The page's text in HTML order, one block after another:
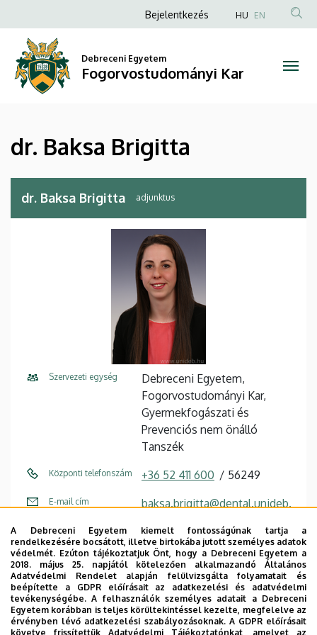
Baksa
Brigitta
Fogorvostudományi
Kar
a
tartalomra
Anonim
fiók
menüje
Bejelentkezés HU EN
Debreceni Egyetem
Fogorvostudományi Kar
dr. Baksa Brigitta
dr. Baksa Brigitta adjunktus
Szervezeti egység
Debreceni Egyetem,
Fogorvostudományi Kar,
Gyermekfogászati és
Prevenciós nem önálló
Tanszék
Központi telefonszám +36 52 411 600 56249
E-mail cím
baksa.brigitta@dental.unideb.
Cím
4032 Debrecen Nagyerdei
körút 98
Épület Fogászati Tömb
Emelet, ajtó
1. emelet (Gyermekfogászati
A Debreceni Egyetem kiemelt fontosságúnak tartja a
rendelkezésére bocsátott, illetve birtokába jutott személyes adatok
védelmét. Ezúton tájékoztatjuk Önt, hogy a Debreceni Egyetem a
2018. május 25. napjától kötelezően alkalmazandó Általános
Adatvédelmi Rendelet alapján felülvizsgálta folyamatait és
beépítette a GDPR előírásait az adatkezelési és adatvédelmi
tevékenységébe. A felhasználók személyes adatait a Debreceni
Egyetem korábban is teljes körültekintéssel kezelte, megfelelve az
érvényben lévő adatkezelési szabályozásoknak. A GDPR előírásait
követve frissítettük Adatvédelmi Tájékoztatónkat, amelyet az